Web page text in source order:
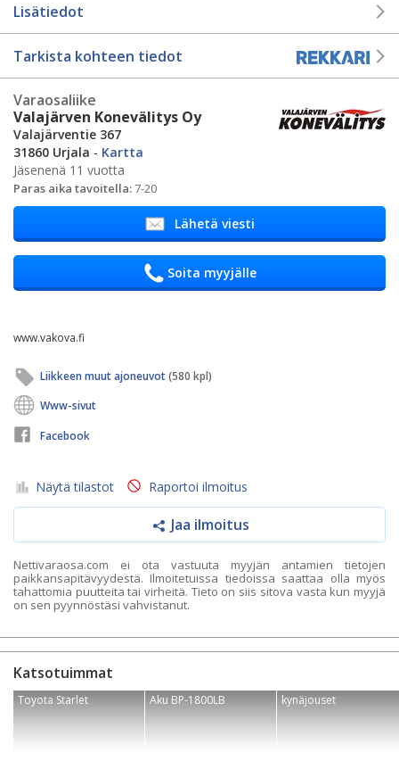
Lisätiedot
Tarkista kohteen tiedot
Varaosaliike
Valajärven Konevälitys Oy
Valajärventie 367
31860 Urjala - Kartta
Jäsenenä 11 vuotta
Paras aika tavoitella:7-20
Lähetä viesti
Soita myyjälle
www.vakova.fi
Liikkeen muut ajoneuvot(580 kpl)
Www-sivut
Facebook
Näytä tilastot Raportoi ilmoitus
Jaa ilmoitus
Nettivaraosa.com ei ota vastuuta myyjän antamien tietojen
paikkansapitävyydestä. Ilmoitetuissa tiedoissa saattaa olla myös
tahattomia puutteita tai virheitä. Tieto on siis sitova vasta kun myyjä
on sen pyynnöstäsi vahvistanut.
Katsotuimmat
Toyota Starlet Aku BP-1800LB kynäjouset